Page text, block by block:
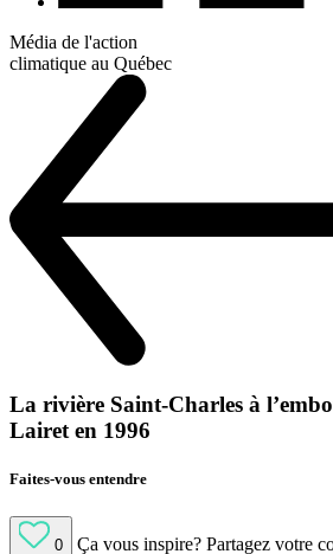
Média de l'action
climatique au Québec
La rivière Saint-Charles à
Lairet en 1996
Faites-vous entendre
0 Ça vous inspire? Partagez votre